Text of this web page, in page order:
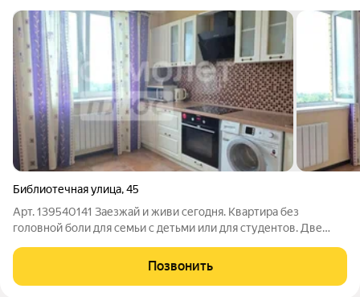
Библиотечная улица,45
Арт. 139540141 Заезжай и живи сегодня. Квартира без
головной боли для семьи с детьми или для студентов. Две
можно поставить диван и собираться с друзьями. Вся мебель
остаётся вам по
Позвонить